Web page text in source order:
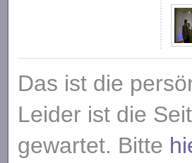
Das ist die
Leider ist die
gewartet. Bitte